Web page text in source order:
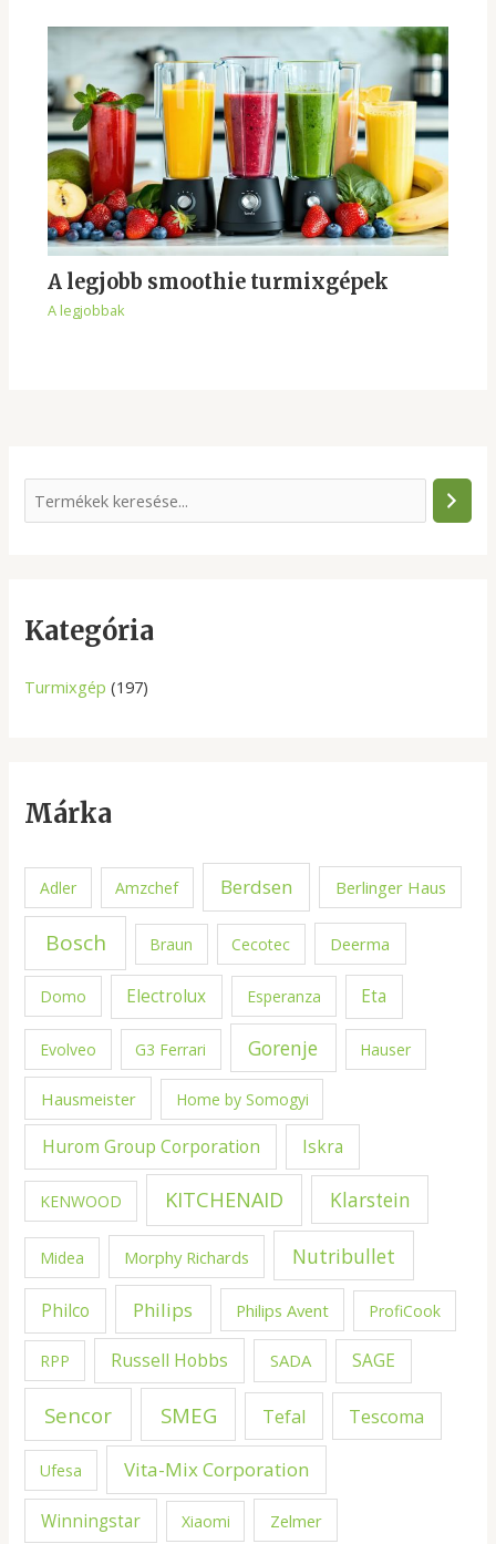
e
c
Kategória
Turmixgép (197)
Márka
Adler Amzchef Berdsen Berlinger Haus
Bosch Braun Cecotec Deerma
Domo Electrolux Esperanza Eta
Evolveo G3 Ferrari Gorenje Hauser
Hausmeister Home by Somogyi
Hurom Group Corporation Iskra
KENWOOD KITCHENAID Klarstein
Midea Morphy Richards Nutribullet
Philco Philips Philips Avent ProfiCook
RPP Russell Hobbs SADA SAGE
Sencor SMEG Tefal Tescoma
Ufesa Vita-Mix Corporation
Winningstar Xiaomi Zelmer
A legjobb smoothie turmixgépek
A legjobbak